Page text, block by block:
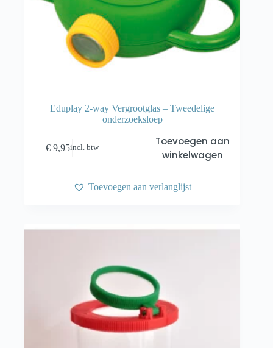
Eduplay 2-way Vergrootglas – Tweedelige
onderzoeksloep
€ 9,95incl. btw
Toevoegen aan
winkelwagen
Toevoegen aan verlanglijst